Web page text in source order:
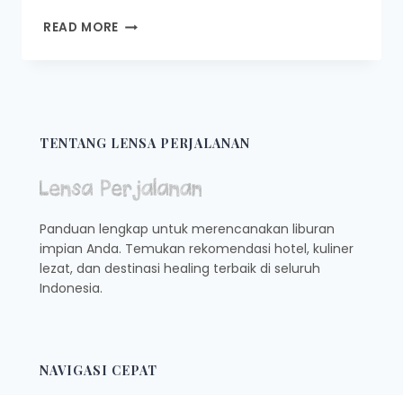
READ MORE TEPO
TAHUN
BERJUALAN
TENTANG LENSA PERJALANAN
Panduan lengkap untuk merencanakan liburan
impian Anda. Temukan rekomendasi hotel, kuliner
lezat, dan destinasi healing terbaik di seluruh
Indonesia.
NAVIGASI CEPAT